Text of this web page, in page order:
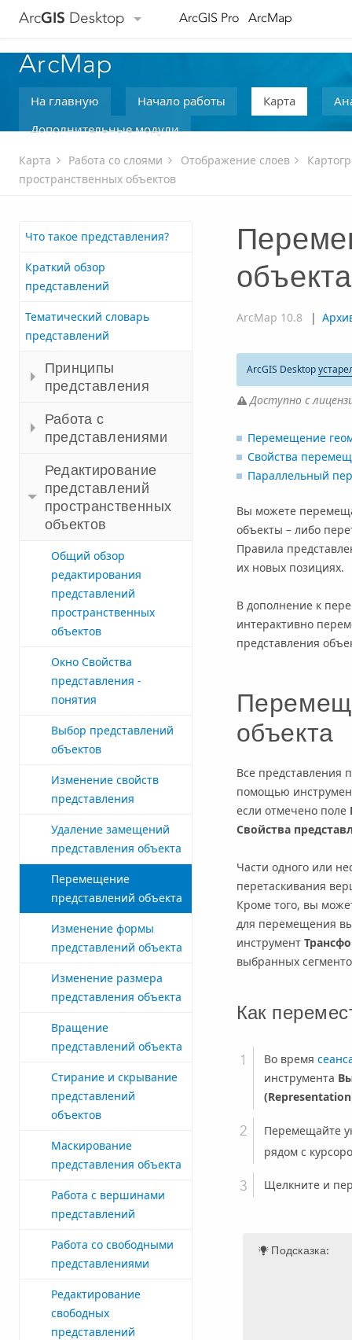
ArcGIS Desktop ArcGIS Pro ArcMap
ArcMap
На главную Начало работы Карта
Дополнительные модули
Карта Работа со слоями Отображение слоев
пространственных объектов
Что такое представления?
Краткий обзор
представлений
Тематический словарь
представлений
Принципы
представления
Работа с
представлениями
Редактирование
представлений
пространственных
объектов
Общий обзор
редактирования
представлений
пространственных
объектов
Окно Свойства
представления -
понятия
Выбор представлений
объектов
Изменение свойств
представления
Удаление замещений
представления объекта
Перемещение
представлений объекта
Изменение формы
представлений объекта
Изменение размера
представления объекта
Вращение
представлений объекта
Стирание и скрывание
представлений
объектов
Маскирование
представления объекта
Работа с вершинами
представлений
Работа со свободными
представлениями
Редактирование
свободных
представлений
объекта
ArcMap 10.8 |
ArcGIS Desktop
Доступно с
Перемещение
Свойства
Параллельный
Вы можете
объекты – либо
Правила
их новых позициях.
В дополнение к
интерактивно
представления
объекта
Все представления
помощью
если отмечено поле
Свойства
Части одного или
перетаскивания
Кроме того, вы
для перемещения
инструмент
выбранных
Как
Во время
инструмента
Перемещайте
рядом с
Щелкните и
Подсказка: